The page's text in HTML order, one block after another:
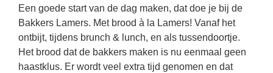
Een goede start van de dag maken, dat doe je bij de
Bakkers Lamers. Met brood à la Lamers! Vanaf het
ontbijt, tijdens brunch & lunch, en als tussendoortje.
Het brood dat de bakkers maken is nu eenmaal geen
haastklus. Er wordt veel extra tijd genomen en dat